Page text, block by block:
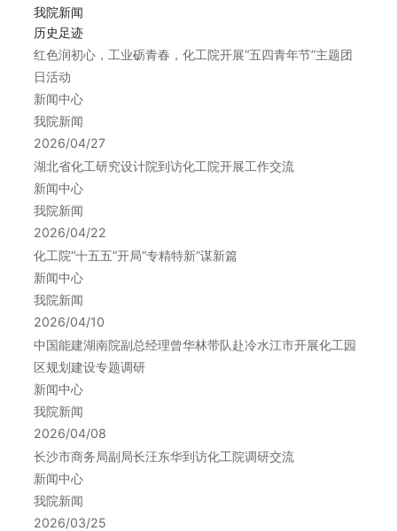
我院新闻
历史足迹
红色润初心，工业砺青春，化工院开展“五四青年节”主题团
日活动
新闻中心
我院新闻
2026/04/27
湖北省化工研究设计院到访化工院开展工作交流
新闻中心
我院新闻
2026/04/22
化工院“十五五”开局“专精特新”谋新篇
新闻中心
我院新闻
2026/04/10
中国能建湖南院副总经理曾华林带队赴冷水江市开展化工园
区规划建设专题调研
新闻中心
我院新闻
2026/04/08
长沙市商务局副局长汪东华到访化工院调研交流
新闻中心
我院新闻
2026/03/25